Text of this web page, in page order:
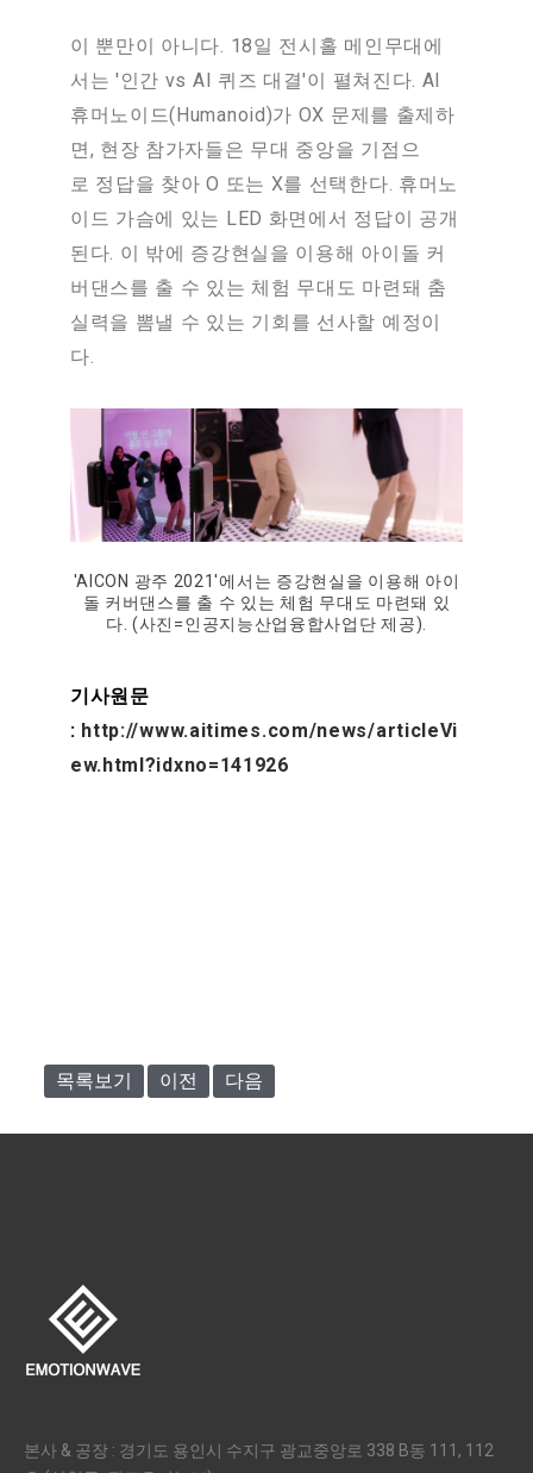
이 뿐만이 아니다. 18일 전시홀 메인무대에
서는 '인간 vs AI 퀴즈 대결'이 펼쳐진다. AI
휴머노이드(Humanoid)가 OX 문제를 출제하
면, 현장 참가자들은 무대 중앙을 기점으
로 정답을 찾아 O 또는 X를 선택한다. 휴머노
이드 가슴에 있는 LED 화면에서 정답이 공개
된다. 이 밖에 증강현실을 이용해 아이돌 커
버댄스를 출 수 있는 체험 무대도 마련돼 춤
실력을 뽐낼 수 있는 기회를 선사할 예정이
다.
'AICON 광주 2021'에서는 증강현실을 이용해 아이
돌 커버댄스를 출 수 있는 체험 무대도 마련돼 있
다. (사진=인공지능산업융합사업단 제공).
기사원문
: http://www.aitimes.com/news/articleVi
ew.html?idxno=141926
목록보기 이전 다음
본사 & 공장 : 경기도 용인시 수지구 광교중앙로 338 B동 111, 112